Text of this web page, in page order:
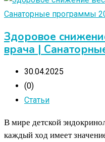
Здоровое
врача |
30.04.2025
(0)
Статьи
В мире детской
каждый ход имеет